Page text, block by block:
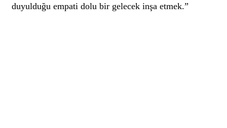
duyulduğu empati dolu bir gelecek inşa etmek.”